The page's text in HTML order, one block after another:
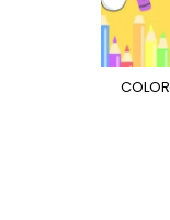
COLOREA Y JUEGA ANIMALES